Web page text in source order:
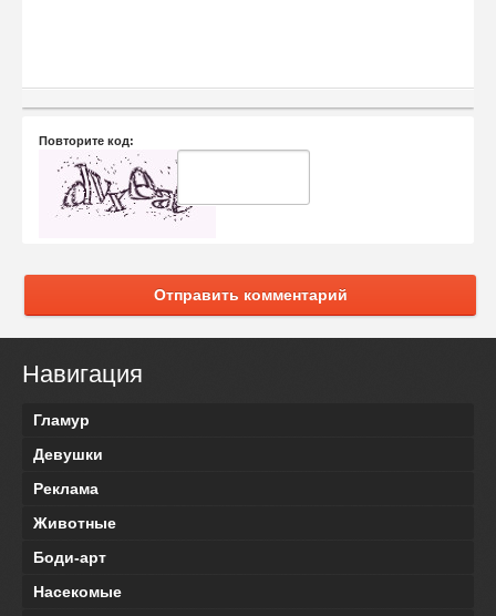
Повторите код:
Отправить комментарий
Навигация
Гламур
Девушки
Реклама
Животные
Боди-арт
Насекомые